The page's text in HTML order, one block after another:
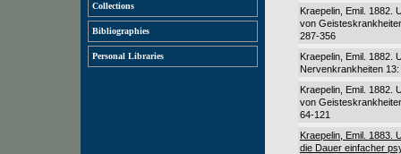
Collections
Bibliographies
Personal Libraries
Kraepelin, Emil. 1882.
von
287-356
Kraepelin, Emil. 1882.
Nervenkrankheiten
Kraepelin, Emil. 1882.
von
64-121
Kraepelin, Emil. 1883.
die Dauer einfacher